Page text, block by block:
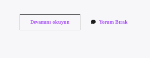
Devamını okuyunBiçtik
Yorum Bırak